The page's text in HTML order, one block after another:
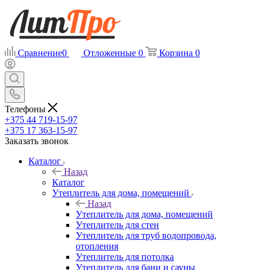
Сравнение0 Отложенные 0 Корзина 0
Телефоны
+375 44 719-15-97
+375 17 363-15-97
Заказать звонок
Каталог
Назад
Каталог
Утеплитель для дома, помещений
Назад
Утеплитель для дома, помещений
Утеплитель для стен
Утеплитель для труб водопровода,
отопления
Утеплитель для потолка
Утеплитель для бани и сауны